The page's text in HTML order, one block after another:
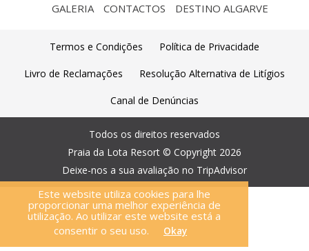
Este website utiliza cookies para lhe
proporcionar uma melhor experiência de
utilização. Ao utilizar este website está a
consentir o seu uso.
Okay
GALERIA
CONTACTOS DESTINO ALGARVE
Termos e Condições Política de Privacidade
Livro de Reclamações Resolução Alternativa de Litígios
Canal de Denúncias
Todos os direitos reservados
Praia da Lota Resort © Copyright 2026
Deixe-nos a sua avaliação no TripAdvisor